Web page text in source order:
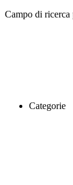
Campo di ricerca
Categorie